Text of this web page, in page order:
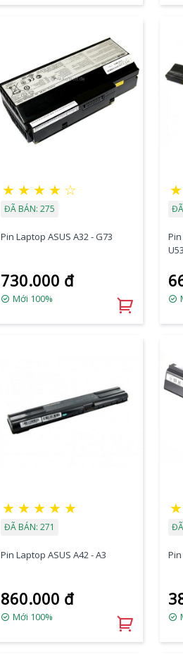
★ ★ ★ ★ ☆
ĐÃ BÁN: 275
Pin Laptop ASUS A32 - G73
730.000 đ
Mới 100%
★
★ ★ ★ ★ ★
ĐÃ BÁN: 271
Pin Laptop ASUS A42 - A3
860.000 đ
Mới 100%
★
Pin